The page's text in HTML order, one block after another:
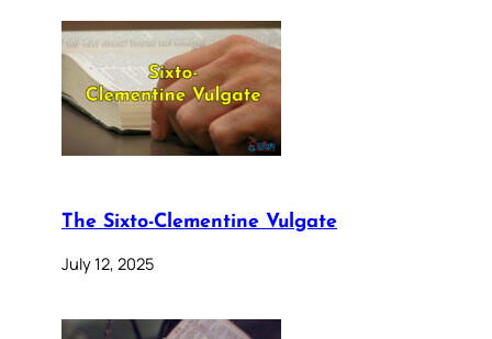
The Sixto-Clementine Vulgate
July 12, 2025